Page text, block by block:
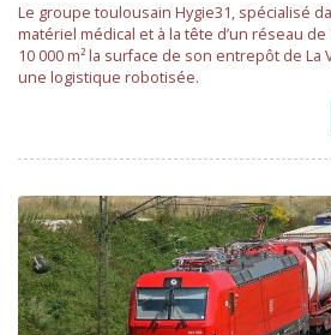
Le groupe toulousain Hygie31, spécialisé
matériel médical et à la tête d’un réseau
10 000 m² la surface de son entrepôt de La
une logistique robotisée.